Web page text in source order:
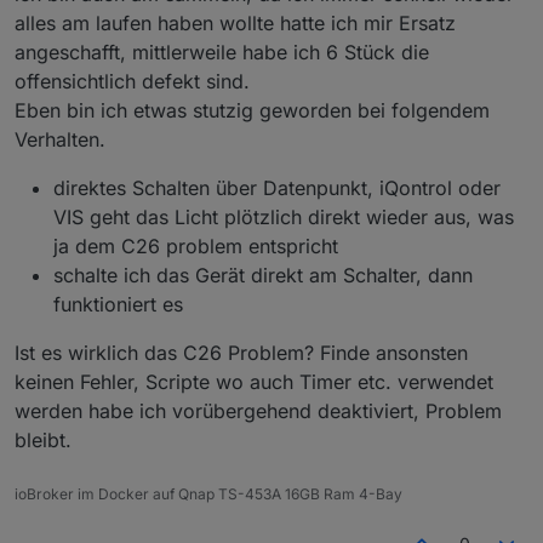
Schaltplan gesucht: Schalter, an denen ich erst
wieder Kondensatoren austauschen werde,
nachdem ich einen Schaltplan gefunden habe:
HM-LC-
Homematic 1-Kanal-
HM-LC-
Sw1-FM
Homematic Unterputzschalter, 1fach
HM-LC-
Sw2-FM
Homematic Funk-Schaltaktor 2fach,
Unterputzmontage
HM-LC-
Homematic Funk-Schaltaktor 4fach,
In diversen Geräten führen falsch ausgelegte
Stützkondensatoren immer wieder zum Ausfall des
Ich habe bereits einige Homematic-Schalter durch
alles am laufen haben wollte hatte ich mir Ersatz
angeschafft, mittlerweile habe ich 6 Stück die
offensichtlich defekt sind.
Eben bin ich etwas stutzig geworden bei folgendem
Verhalten.
direktes Schalten über Datenpunkt, iQontrol oder
VIS geht das Licht plötzlich direkt wieder aus, was
ja dem C26 problem entspricht
schalte ich das Gerät direkt am Schalter, dann
funktioniert es
Ist es wirklich das C26 Problem? Finde ansonsten
keinen Fehler, Scripte wo auch Timer etc. verwendet
werden habe ich vorübergehend deaktiviert, Problem
bleibt.
ioBroker im Docker auf Qnap TS-453A 16GB Ram 4-Bay